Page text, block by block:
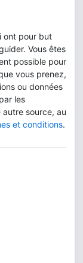
ont pour but
Vous êtes
possible pour
vous prenez,
ou données
les
source, au
et conditions.